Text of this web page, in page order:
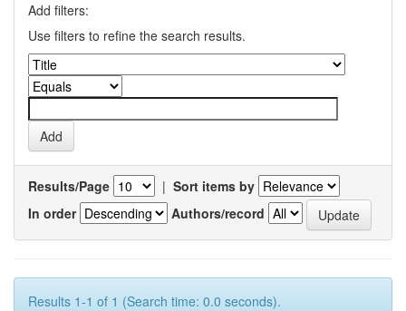
Add filters:
Use filters to refine the search results.
Results/Page | Sort items by
In order
Authors/record
Results 1-1 of 1 (Search time: 0.0 seconds).